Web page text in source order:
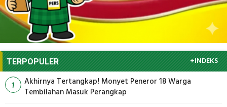
TERPOPULER +INDEKS
1
Akhirnya Tertangkap! Monyet Peneror 18 Warga
Tembilahan Masuk Perangkap